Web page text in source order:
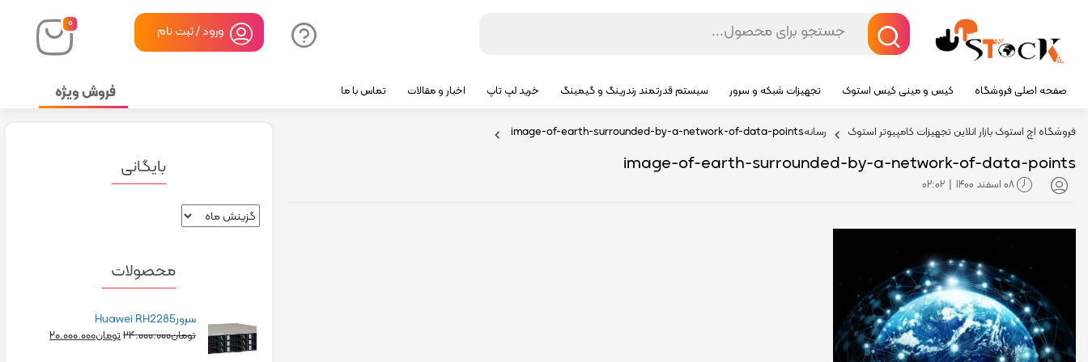
۰ ورود / ثبت نام
صفحه اصلی فروشگاه کیس و مینی کیس استوک تجهیزات شبکه و سرور سیستم قدرتمند رندرینگ و گیمینگ خرید لپ تاپ اخبار و مقالات تماس با ما فروش ویژه
فروشگاه اچ استوک بازار انلاین تجهیزات کامپیوتر استوک رسانهimage-of-earth-surrounded-by-a-network-of-data-points
image-of-earth-surrounded-by-a-network-of-data-points
08 اسفند 1400 |
02:02
بایگانی
محصولات
سرورHuawei RH2285
تومان۲۴.۰۰۰.۰۰۰تومان۲۰.۰۰۰.۰۰۰